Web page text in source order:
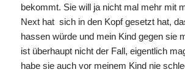
bekommt. Sie will ja nicht mal mehr mit
Next hat sich in den Kopf gesetzt hat,
hassen würde und mein Kind gegen sie
ist überhaupt nicht der Fall, eigentlich
habe sie auch vor meinem Kind nie